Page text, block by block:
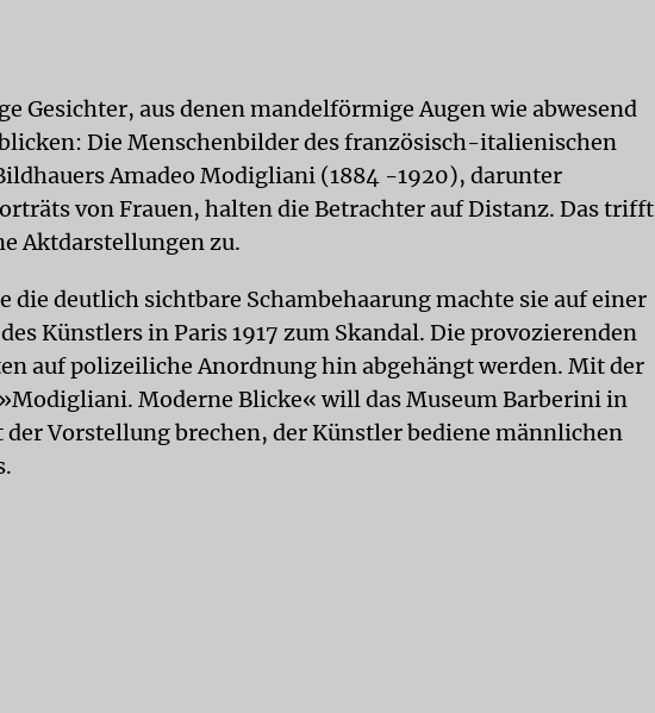
Gesichter, aus denen mandelförmige Augen wie abwesend
Die Menschenbilder des französisch-italienischen
Amadeo Modigliani (1884 -1920), darunter
von Frauen, halten die Betrachter auf Distanz. Das trifft
Aktdarstellungen zu.
die deutlich sichtbare Schambehaarung machte sie auf einer
Künstlers in Paris 1917 zum Skandal. Die provozierenden
auf polizeiliche Anordnung hin abgehängt werden. Mit der
Moderne Blicke« will das Museum Barberini in
der Vorstellung brechen, der Künstler bediene männlichen